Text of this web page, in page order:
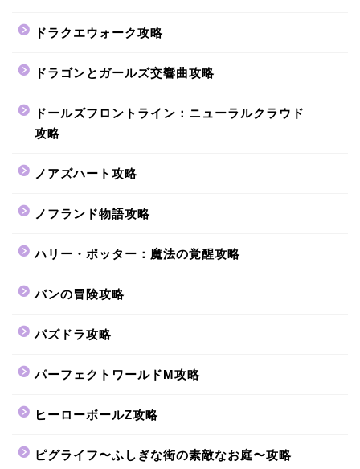
ドラクエウォーク攻略
ドラゴンとガールズ交響曲攻略
ドールズフロントライン：ニューラルクラウド
攻略
ノアズハート攻略
ノフランド物語攻略
ハリー・ポッター：魔法の覚醒攻略
バンの冒険攻略
パズドラ攻略
パーフェクトワールドM攻略
ヒーローボールZ攻略
ピグライフ〜ふしぎな街の素敵なお庭〜攻略